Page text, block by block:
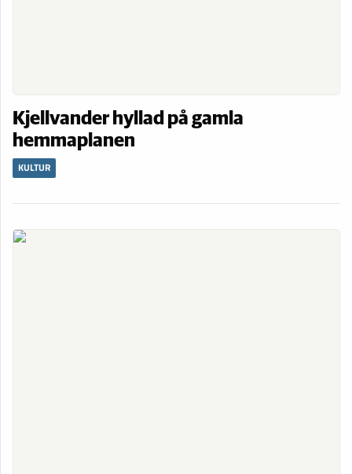
Kjellvander hyllad på gamla
hemmaplanen
KULTUR